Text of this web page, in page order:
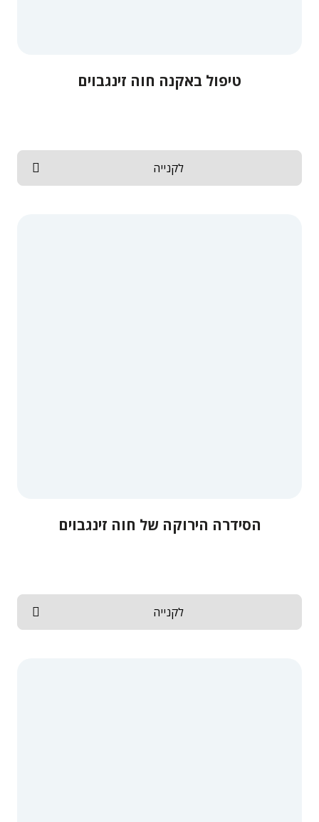
טיפול באקנה חוה זינגבוים
לקנייה
הסידרה הירוקה של חוה זינגבוים
לקנייה